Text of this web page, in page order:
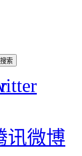
讯微博